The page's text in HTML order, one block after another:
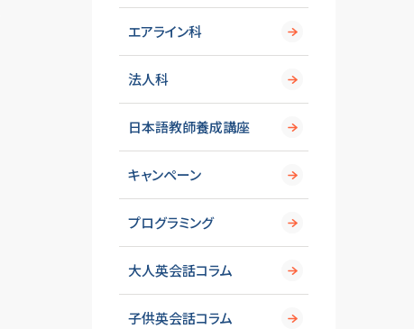
エアライン科
法人科
日本語教師養成講座
キャンペーン
プログラミング
大人英会話コラム
子供英会話コラム